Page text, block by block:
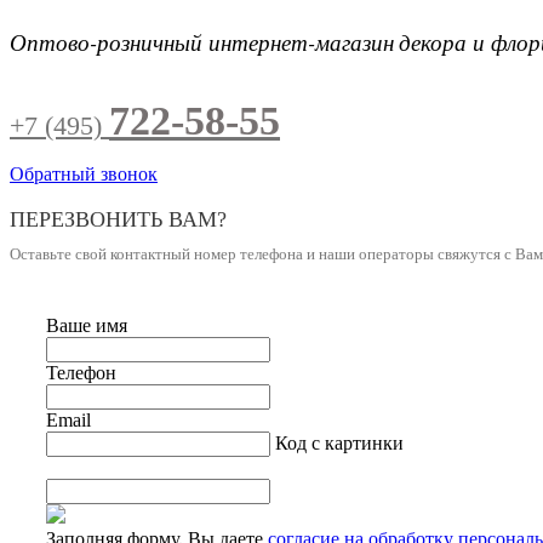
Оптово-розничный интернет-магазиндекора и
+7 (495) 722-58-55
Обратный звонок
ПЕРЕЗВОНИТЬ ВАМ?
Оставьте свой контактный номер телефона и наши операторы свяжутся с
Ваше имя
Телефон
Email
Код с картинки
Заполняя форму, Вы даете согласие на обработку